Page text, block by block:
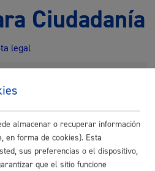
Ciudadanía
legal
de recibos
en el pago
* Online con
almacenar o recuperar información
en forma de cookies). Esta
sus preferencias o el dispositivo,
que el sitio funcione